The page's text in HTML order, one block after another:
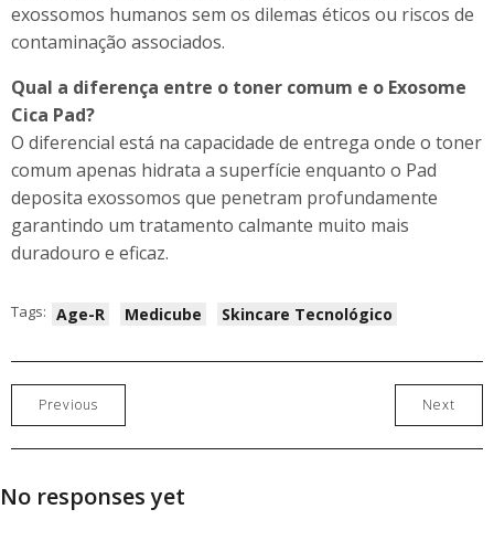
exossomos humanos sem os dilemas éticos ou riscos de
contaminação associados.
Qual a diferença entre o toner comum e o Exosome
Cica Pad?
O diferencial está na capacidade de entrega onde o toner
comum apenas hidrata a superfície enquanto o Pad
deposita exossomos que penetram profundamente
garantindo um tratamento calmante muito mais
duradouro e eficaz.
Tags: Age-R Medicube Skincare Tecnológico
Previous Next
No responses yet